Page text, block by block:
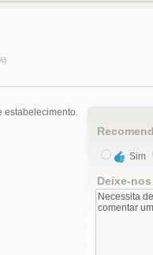
estabelecimento.
Sim
Deixe-